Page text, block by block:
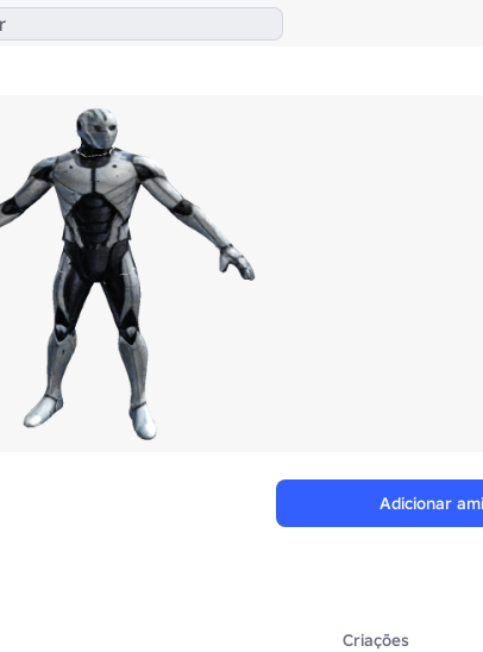
Adicionar
Criações